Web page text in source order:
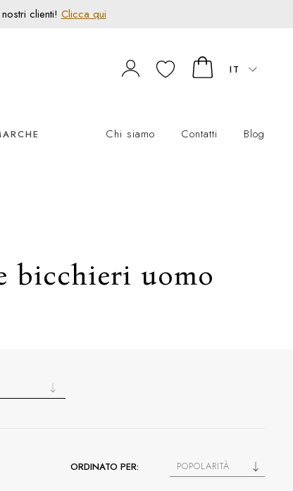
clienti! Clicca qui
IT
Chi siamo Contatti Blog
bicchieri uomo
ORDINATO PER: POPOLARITÀ